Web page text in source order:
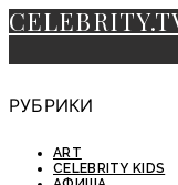
РУБРИКИ
ART
CELEBRITY KIDS